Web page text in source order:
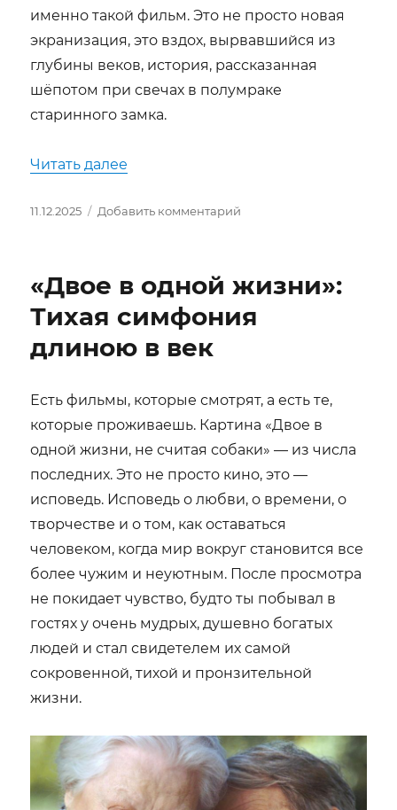
именно такой фильм. Это не просто новая
экранизация, это вздох, вырвавшийся из
глубины веков, история, рассказанная
шёпотом при свечах в полумраке
старинного замка.
Читать далее
Опубликовано
11.12.2025 Добавить комментарий
Love
Люка
любви
ореоле
готической
красоты…
«Двое в одной жизни»:
Тихая симфония
длиною в век
Есть фильмы, которые смотрят, а есть те,
которые проживаешь. Картина «Двое в
одной жизни, не считая собаки» — из числа
последних. Это не просто кино, это —
исповедь. Исповедь о любви, о времени, о
творчестве и о том, как оставаться
человеком, когда мир вокруг становится все
более чужим и неуютным. После просмотра
не покидает чувство, будто ты побывал в
гостях у очень мудрых, душевно богатых
людей и стал свидетелем их самой
сокровенной, тихой и пронзительной
жизни.